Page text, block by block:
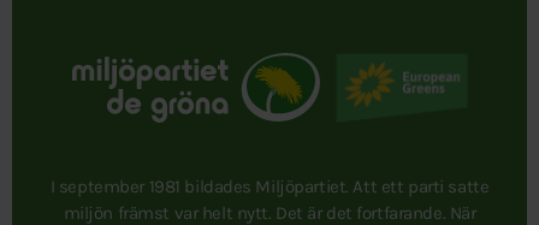
I september 1981 bildades Miljöpartiet. Att ett parti satte
miljön främst var helt nytt. Det är det fortfarande. När